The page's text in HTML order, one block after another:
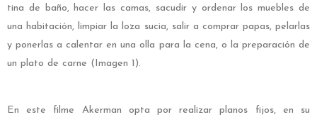
tina de baño, hacer las camas, sacudir y ordenar los muebles de
una habitación, limpiar la loza sucia, salir a comprar papas, pelarlas
y ponerlas a calentar en una olla para la cena, o la preparación de
un plato de carne (Imagen 1).
En este filme Akerman opta por realizar planos fijos, en su